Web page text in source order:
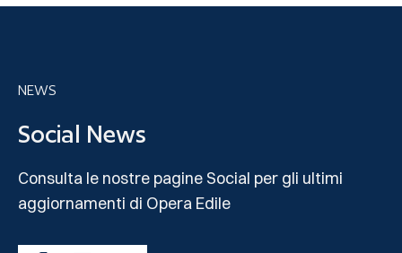
NEWS
Social News
Consulta le nostre pagine Social per gli ultimi
aggiornamenti di Opera Edile